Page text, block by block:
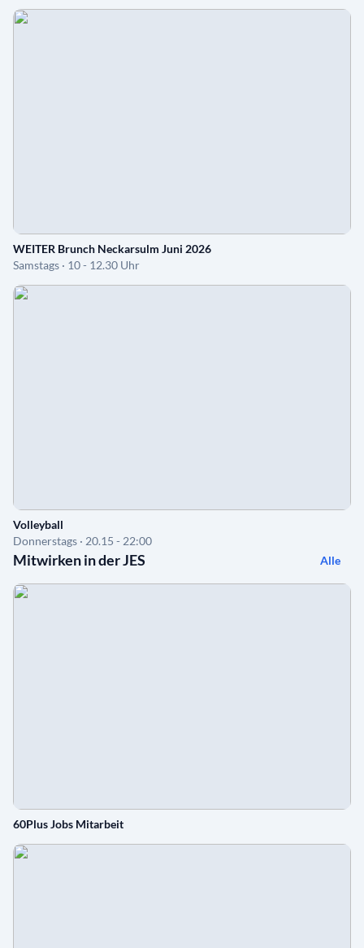
WEITER Brunch Neckarsulm Juni 2026
Samstags · 10 - 12.30 Uhr
Volleyball
Donnerstags · 20.15 - 22:00
Mitwirken in der JES Alle
60Plus Jobs Mitarbeit